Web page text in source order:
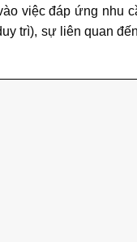
việc đáp ứng nhu
trì), sự liên quan